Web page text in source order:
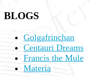
BLOGS
Golgafrinchan
Centauri Dreams
Francis the Mule
Materia